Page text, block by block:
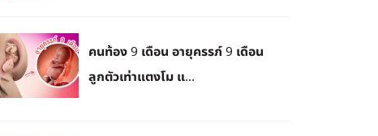
คนท้อง 9 เดือน อายุครรภ์ 9 เดือน
ลูกตัวเท่าแตงโม แ...